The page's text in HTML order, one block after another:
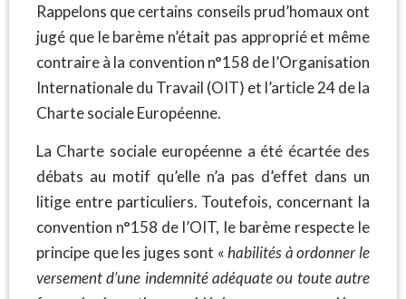
Rappelons que certains conseils prud’homaux ont
jugé que le barème n’était pas approprié et même
contraire à la convention n°158 de l’Organisation
Internationale du Travail (OIT) et l’article 24 de la
Charte sociale Européenne.
La Charte sociale européenne a été écartée des
débats au motif qu’elle n’a pas d’effet dans un
litige entre particuliers. Toutefois, concernant la
convention n°158 de l’OIT, le barème respecte le
principe que les juges sont «habilités à ordonner le
versement d’une indemnité adéquate ou toute autre